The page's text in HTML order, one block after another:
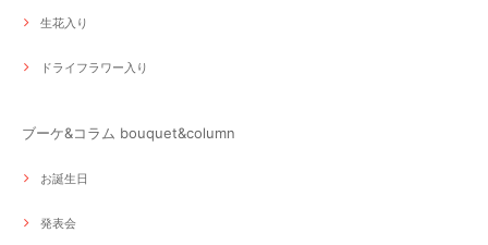
生花入り
ドライフラワー入り
ブーケ&コラム bouquet&column
お誕生日
発表会